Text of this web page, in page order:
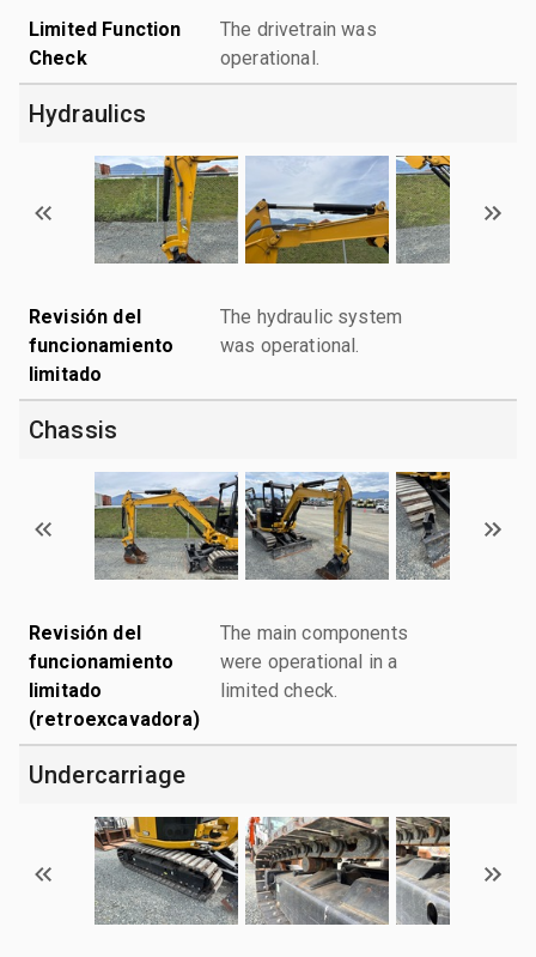
Limited Function
Check
The drivetrain was
operational.
Hydraulics
Revisión del
funcionamiento
limitado
The hydraulic system
was operational.
Chassis
Revisión del
funcionamiento
limitado
(retroexcavadora)
The main components
were operational in a
limited check.
Undercarriage